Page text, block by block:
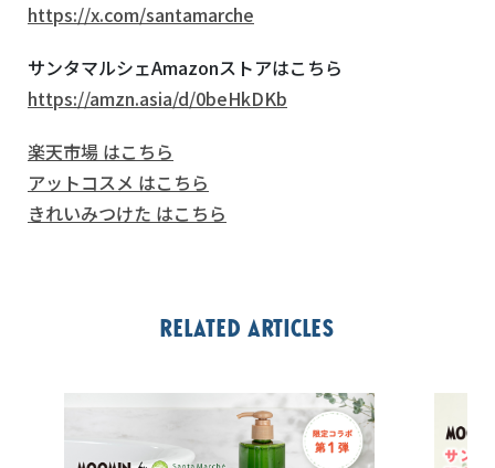
https://x.com/santamarche
サンタマルシェAmazonストアはこちら
https://amzn.asia/d/0beHkDKb
楽天市場 はこちら
アットコスメ はこちら
きれいみつけた はこちら
Related articles